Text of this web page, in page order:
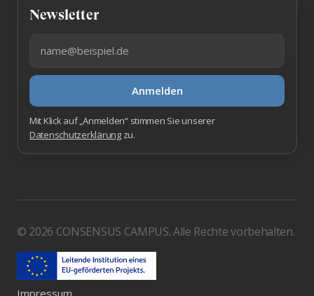
Newsletter
Anmelden
Mit Klick auf „Anmelden“ stimmen Sie unserer
Datenschutzerklärungzu.
© 2026 CONSENSUS CAMPUS. Alle Rechte vorbehalten.
Impressum